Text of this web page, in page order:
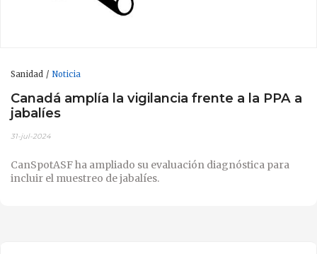
Sanidad Noticia
Canadá amplía la vigilancia frente a la PPA a
jabalíes
31-jul-2024
CanSpotASF ha ampliado su evaluación diagnóstica para
incluir el muestreo de jabalíes.